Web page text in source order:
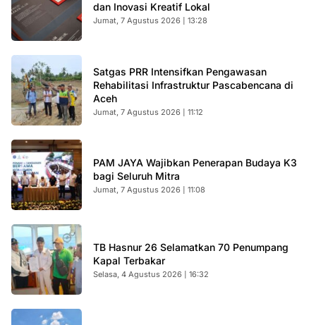
dan Inovasi Kreatif Lokal
Jumat, 7 Agustus 2026 | 13:28
Satgas PRR Intensifkan Pengawasan
Rehabilitasi Infrastruktur Pascabencana di
Aceh
Jumat, 7 Agustus 2026 | 11:12
PAM JAYA Wajibkan Penerapan Budaya K3
bagi Seluruh Mitra
Jumat, 7 Agustus 2026 | 11:08
TB Hasnur 26 Selamatkan 70 Penumpang
Kapal Terbakar
Selasa, 4 Agustus 2026 | 16:32